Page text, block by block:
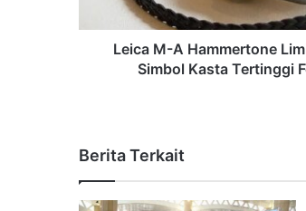
Leica M-A Hammertone
Simbol Kasta Tertinggi
Berita Terkait